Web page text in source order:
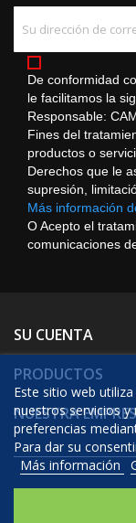
De conformidad
le facilitamos la
Responsable:
Fines del
productos o
Derechos que le
supresión,
Más información
O Acepto el
comunicaciones
SU CUENTA
PRODUCTOS
NUESTRA
Este sitio web
nuestros servicios y
preferencias
Para dar su
Más información
© 2026 - Software